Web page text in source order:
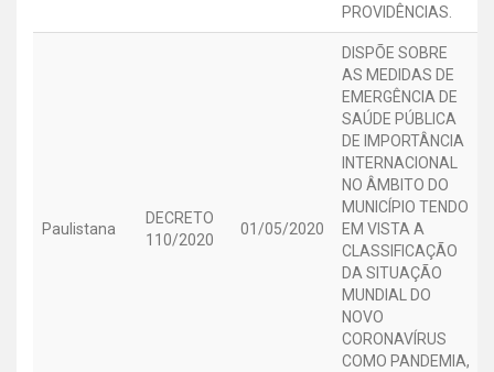
PROVIDÊNCIAS.
Paulistana
DECRETO
110/2020
01/05/2020
DISPÕE SOBRE
AS MEDIDAS DE
EMERGÊNCIA DE
SAÚDE PÚBLICA
DE IMPORTÂNCIA
INTERNACIONAL
NO ÂMBITO DO
MUNICÍPIO TENDO
EM VISTA A
CLASSIFICAÇÃO
DA SITUAÇÃO
MUNDIAL DO
NOVO
CORONAVÍRUS
COMO PANDEMIA,